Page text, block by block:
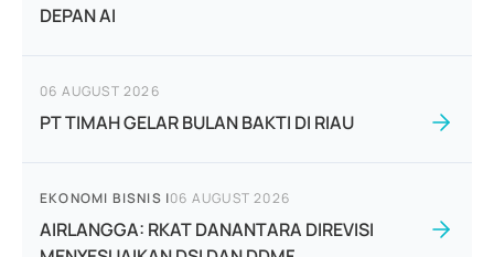
DEPAN AI
06 AUGUST 2026
PT TIMAH GELAR BULAN BAKTI DI RIAU
EKONOMI BISNIS |06 AUGUST 2026
AIRLANGGA: RKAT DANANTARA DIREVISI